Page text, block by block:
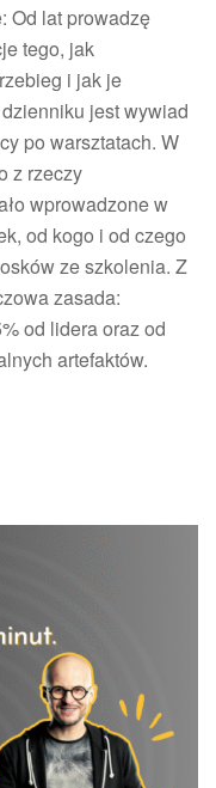
Od lat prowadzę
tego, jak
i jak je
jest wywiad
po warsztatach. W
z rzeczy
wprowadzone w
od kogo i od czego
ze szkolenia. Z
zasada:
od lidera oraz od
artefaktów.